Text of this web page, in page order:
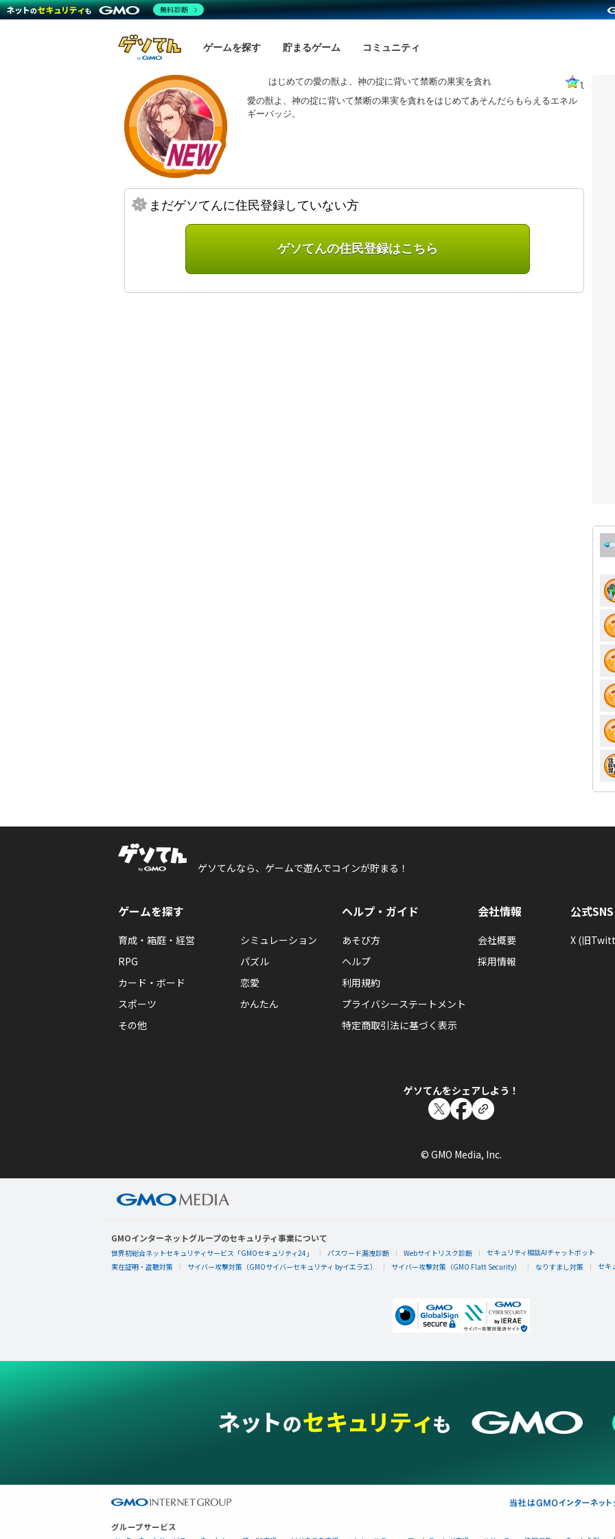
ゲームを探す 貯まるゲーム コミュニティ
はじめての愛の獣よ、神の掟に背いて禁断の果実を貪れ
1
愛の獣よ、神の掟に背いて禁断の果実を貪れをはじめてあそんだらもらえるエネル
ギーバッジ。
まだゲソてんに住民登録していない方
ゲソてんの住民登録はこちら
ゲソてんなら、ゲームで遊んでコインが貯まる！
ゲームを探す
育成・箱庭・経営
シミュレーション
RPG
パズル
カード・ボード
恋愛
スポーツ
かんたん
その他
ヘルプ・ガイド
あそび方
ヘルプ
利用規約
プライバシーステートメント
特定商取引法に基づく表示
会社情報
会社概要
採用情報
公式SNS
X (旧
ゲソてんをシェアしよう！
© GMO Media, Inc.
GMOインターネットグループのセキュリティ事業について
世界初総合ネットセキュリティサービス「GMOセキュリティ24」 パスワード漏洩診断 Webサイトリスク診断
セキュリティ相談AIチャットボット
実在証明・盗聴対策
サイバー攻撃対策（GMOサイバーセキュリティ byイエラエ） サイバー攻撃対策（GMO Flatt Security） なりすまし対策 セキ
グループサービス
無料診断